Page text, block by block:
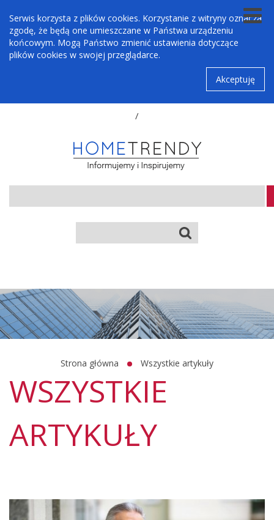
Serwis korzysta z plików cookies. Korzystanie z witryny oznacza
zgodę, że będą one umieszczane w Państwa urządzeniu
końcowym. Mogą Państwo zmienić ustawienia dotyczące
plików cookies w swojej przeglądarce.
Akceptuję
/
Strona główna Wszystkie artykuły
WSZYSTKIE
ARTYKUŁY